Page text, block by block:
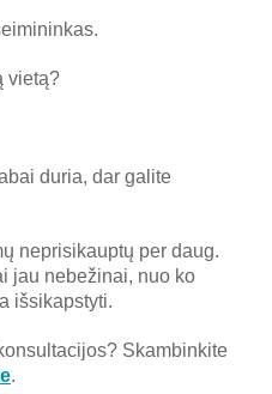
vietą?
duria, dar galite
neprisikauptų per daug.
jau nebežinai, nuo ko
išsikapstyti.
Skambinkite
.